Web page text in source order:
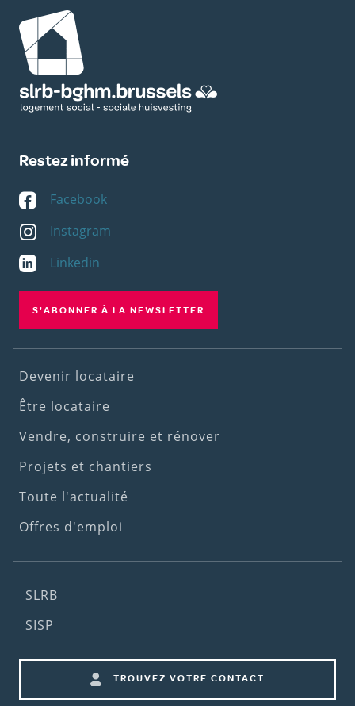
Image
Restez informé
Facebook
Instagram
Linkedin
S'ABONNER À LA NEWSLETTER
Footer
(1st
menu)
Devenir locataire
Être locataire
Vendre, construire et rénover
Projets et chantiers
Toute l'actualité
Offres d'emploi
Footer
(2nd
SLRB
SISP
Footer
shortcuts
TROUVEZ VOTRE CONTACT